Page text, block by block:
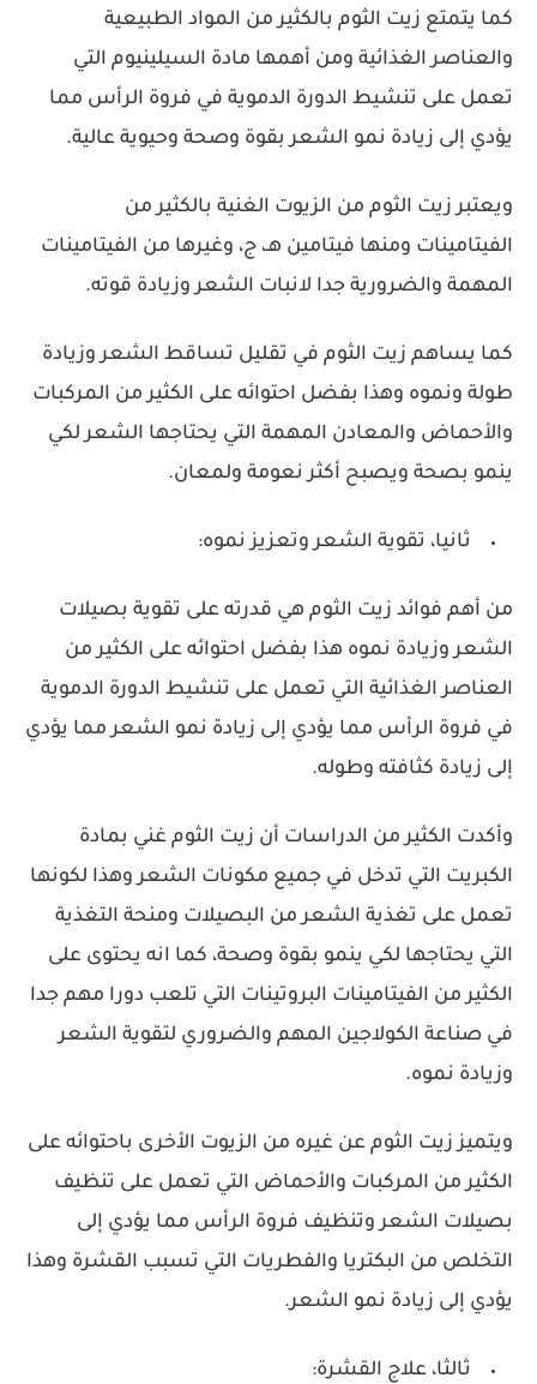
كما يتمتع زيت الثوم بالكثير من المواد الطبيعية
والعناصر الغذائية ومن أهمها مادة السيلينيوم التي
تعمل على تنشيط الدورة الدموية في فروة الرأس مما
يؤدي إلى زيادة نمو الشعر بقوة وصحة وحيوية عالية.
ويعتبر زيت الثوم من الزيوت الغنية بالكثير من
الفيتامينات ومنها فيتامين هـ، ج، وغيرها من الفيتامينات
المهمة والضرورية جدا لانبات الشعر وزيادة قوته.
كما يساهم زيت الثوم في تقليل تساقط الشعر وزيادة
طولة ونموه وهذا بفضل احتوائه على الكثير من المركبات
والأحماض والمعادن المهمة التي يحتاجها الشعر لكي
ينمو بصحة ويصبح أكثر نعومة ولمعان.
ثانيا، تقوية الشعر وتعزيز نموه:
من أهم فوائد زيت الثوم هي قدرته على تقوية بصيلات
الشعر وزيادة نموه هذا بفضل احتوائه على الكثير من
العناصر الغذائية التي تعمل على تنشيط الدورة الدموية
في فروة الرأس مما يؤدي إلى زيادة نمو الشعر مما يؤدي
إلى زيادة كثافته وطوله.
وأكدت الكثير من الدراسات أن زيت الثوم غني بمادة
الكبريت التي تدخل في جميع مكونات الشعر وهذا لكونها
تعمل على تغذية الشعر من البصيلات ومنحة التغذية
التي يحتاجها لكي ينمو بقوة وصحة، كما انه يحتوى على
الكثير من الفيتامينات البروتينات التي تلعب دورا مهم جدا
في صناعة الكولاجين المهم والضروري لتقوية الشعر
وزيادة نموه.
ويتميز زيت الثوم عن غيره من الزيوت الأخرى باحتوائه على
الكثير من المركبات والأحماض التي تعمل على تنظيف
بصيلات الشعر وتنظيف فروة الرأس مما يؤدي إلى
التخلص من البكتريا والفطريات التي تسبب القشرة وهذا
يؤدي إلى زيادة نمو الشعر.
ثالثا، علاج القشرة: